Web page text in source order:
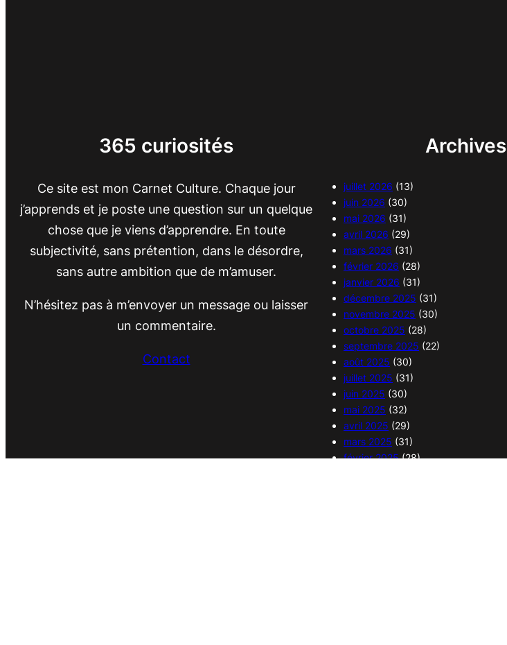
365 curiosités
Ce site est mon Carnet Culture. Chaque jour
j’apprends et je poste une question sur un quelque
chose que je viens d’apprendre. En toute
subjectivité, sans prétention, dans le désordre,
sans autre ambition que de m’amuser.
N’hésitez pas à m’envoyer un message ou laisser
un commentaire.
Contact
Archives
juillet 2026 (13)
juin 2026 (30)
mai 2026 (31)
avril 2026 (29)
mars 2026 (31)
février 2026 (28)
janvier 2026 (31)
décembre 2025 (31)
novembre 2025 (30)
octobre 2025 (28)
septembre 2025 (22)
août 2025 (30)
juillet 2025 (31)
juin 2025 (30)
mai 2025 (32)
avril 2025 (29)
mars 2025 (31)
février 2025(28)